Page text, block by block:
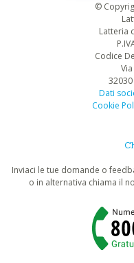
©
Latteria
Codice
32030
Dati
Cookie
Inviaci le tue domande o
o in alternativa chiama il